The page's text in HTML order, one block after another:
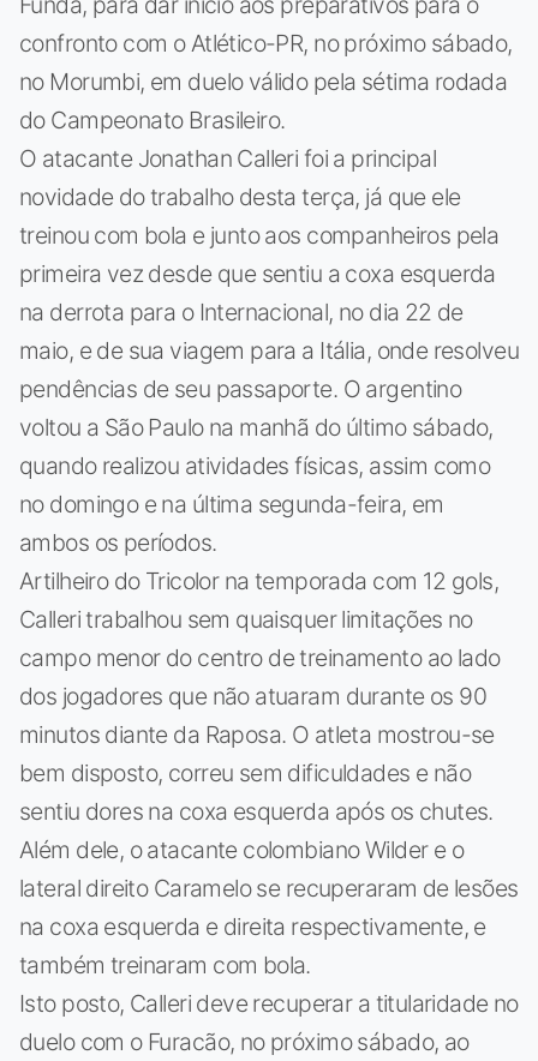
confronto com o Atlético-PR, no próximo sábado,
no Morumbi, em duelo válido pela sétima rodada
do Campeonato Brasileiro.
O atacante Jonathan Calleri foi a principal
novidade do trabalho desta terça, já que ele
treinou com bola e junto aos companheiros pela
primeira vez desde que sentiu a coxa esquerda
na derrota para o Internacional, no dia 22 de
maio, e de sua viagem para a Itália, onde resolveu
pendências de seu passaporte. O argentino
voltou a São Paulo na manhã do último sábado,
quando realizou atividades físicas, assim como
no domingo e na última segunda-feira, em
ambos os períodos.
Artilheiro do Tricolor na temporada com 12 gols,
Calleri trabalhou sem quaisquer limitações no
campo menor do centro de treinamento ao lado
dos jogadores que não atuaram durante os 90
minutos diante da Raposa. O atleta mostrou-se
bem disposto, correu sem dificuldades e não
sentiu dores na coxa esquerda após os chutes.
Além dele, o atacante colombiano Wilder e o
lateral direito Caramelo se recuperaram de lesões
na coxa esquerda e direita respectivamente, e
também treinaram com bola.
Isto posto, Calleri deve recuperar a titularidade no
duelo com o Furacão, no próximo sábado, ao